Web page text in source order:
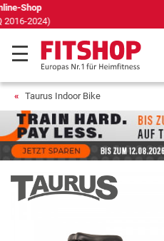
69 Fachmärkte vor Ort mit
Taurus Indoor Bike